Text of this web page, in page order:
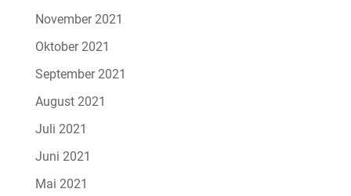
November 2021
Oktober 2021
September 2021
August 2021
Juli 2021
Juni 2021
Mai 2021